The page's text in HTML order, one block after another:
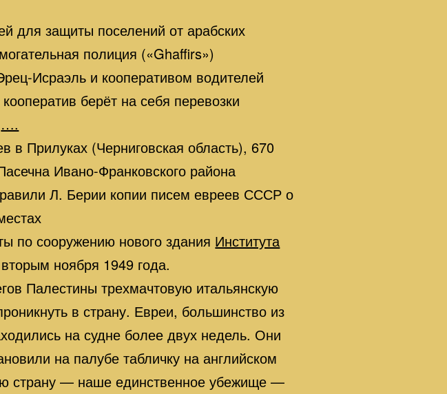
защиты поселений от арабских
полиция («Ghaffirs»)
Исраэль и кооперативом водителей
берёт на себя перевозки
….
Прилуках (Черниговская область), 670
Ивано-Франковского района
Л. Берии копии писем евреев СССР о
по сооружению нового здания Института
ноября 1949 года.
Палестины трехмачтовую итальянскую
в страну. Евреи, большинство из
на судне более двух недель. Они
на палубе табличку на английском
страну — наше единственное убежище —